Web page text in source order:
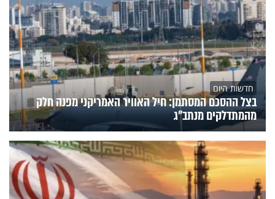
חדשות היום
בצל ההסכם המסתמן: חיל האוויר האמריקני מפנה חלק
מהמתדלקים מנתב"ג